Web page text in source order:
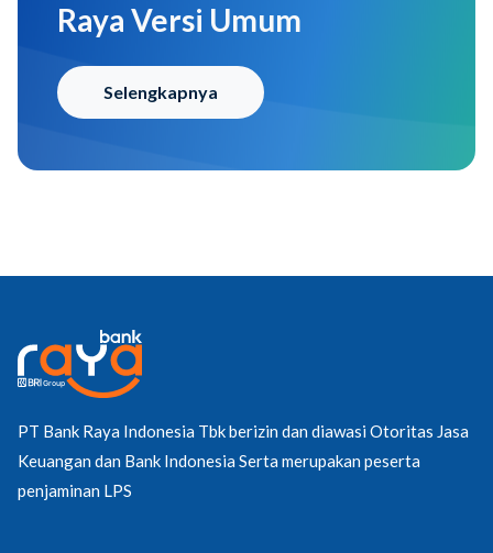
Raya Versi Umum
Selengkapnya
PT Bank Raya Indonesia Tbk berizin dan diawasi Otoritas Jasa
Keuangan dan Bank Indonesia Serta merupakan peserta
penjaminan LPS